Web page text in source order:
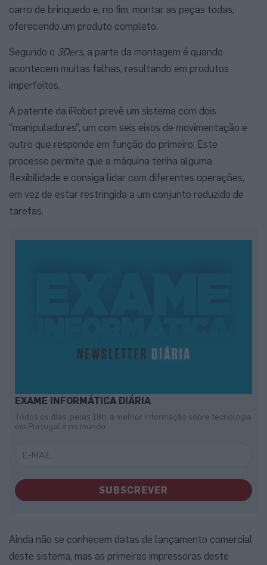
carro de brinquedo e, no fim, montar as peças todas,
oferecendo um produto completo.
Segundo o 3Ders, a parte da montagem é quando
acontecem muitas falhas, resultando em produtos
imperfeitos.
A patente da iRobot prevê um sistema com dois
“manipuladores”, um com seis eixos de movimentação e
outro que responde em função do primeiro. Este
processo permite que a máquina tenha alguma
flexibilidade e consiga lidar com diferentes operações,
em vez de estar restringida a um conjunto reduzido de
tarefas.
EXAME INFORMÁTICA DIÁRIA
Todos os dias, pelas 18h, a melhor informação sobre tecnologia
em Portugal e no mundo
SUBSCREVER
Ainda não se conhecem datas de lançamento comercial
deste sistema, mas as primeiras impressoras deste